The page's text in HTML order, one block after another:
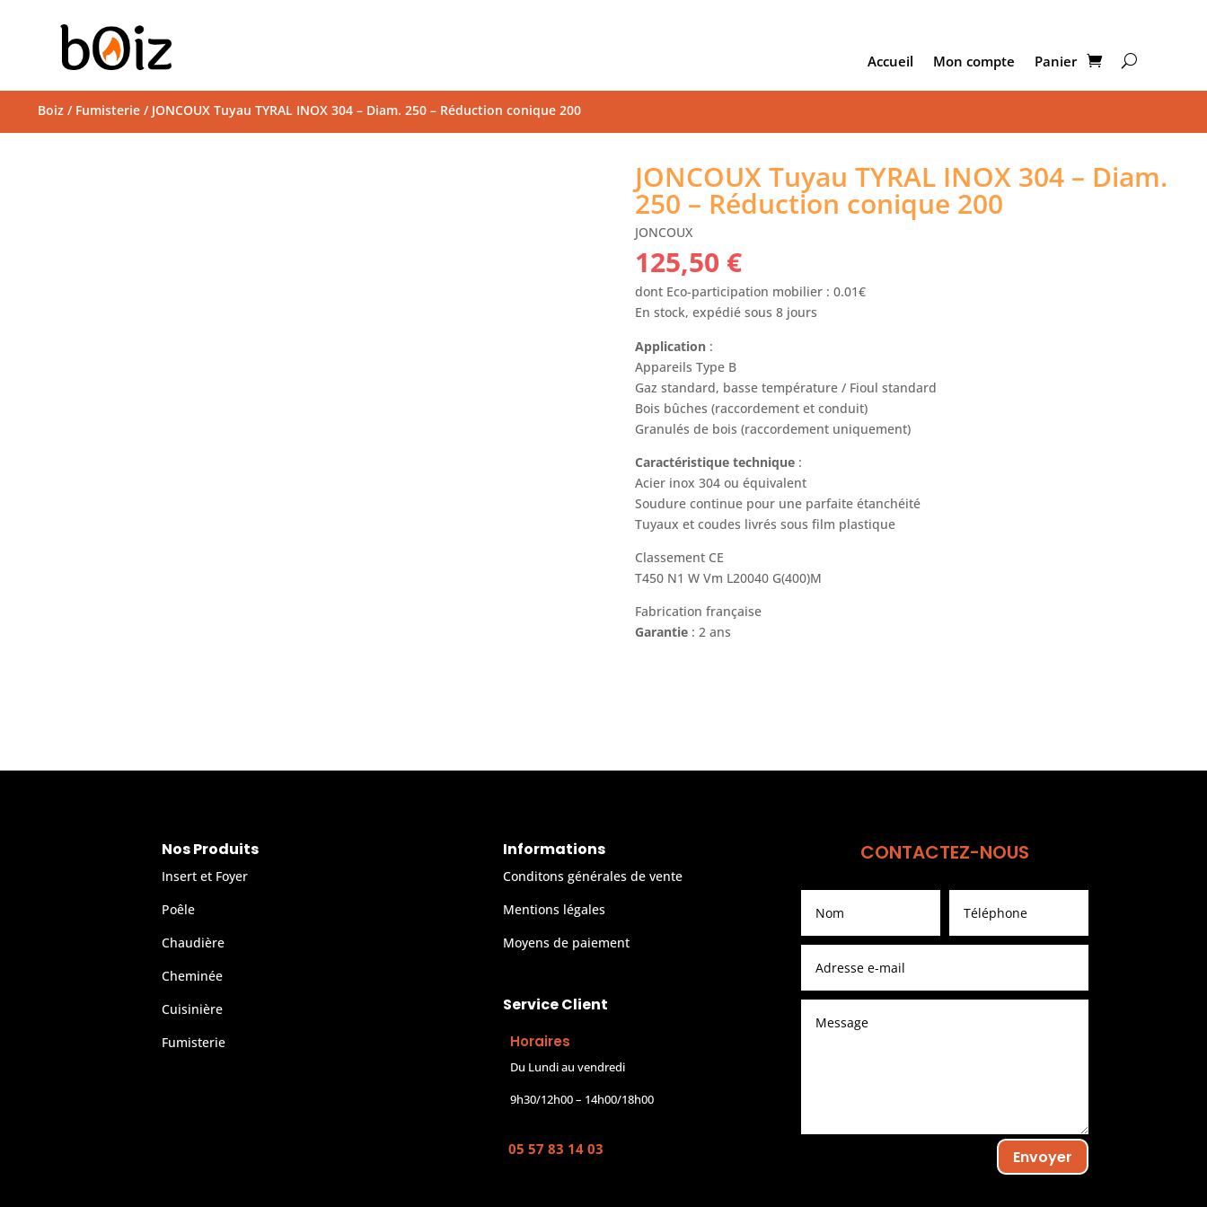
Accueil Mon compte Panier
Boiz / Fumisterie / JONCOUX Tuyau TYRAL INOX 304 – Diam. 250 – Réduction conique 200
JONCOUX Tuyau TYRAL INOX 304 – Diam.
250 – Réduction conique 200
JONCOUX
125,50 €
dont Eco-participation mobilier : 0.01€
En stock, expédié sous 8 jours
Application :
Appareils Type B
Gaz standard, basse température / Fioul standard
Bois bûches (raccordement et conduit)
Granulés de bois (raccordement uniquement)
Caractéristique technique :
Acier inox 304 ou équivalent
Soudure continue pour une parfaite étanchéité
Tuyaux et coudes livrés sous film plastique
Classement CE
T450 N1 W Vm L20040 G(400)M
Fabrication française
Garantie : 2 ans
Nos Produits
Insert et Foyer
Poêle
Chaudière
Cheminée
Cuisinière
Fumisterie
Informations
Conditons générales de vente
Mentions légales
Moyens de paiement
Service Client
Horaires
Du Lundi au vendredi
9h30/12h00 – 14h00/18h00
05 57 83 14 03
CONTACTEZ-NOUS
Envoyer